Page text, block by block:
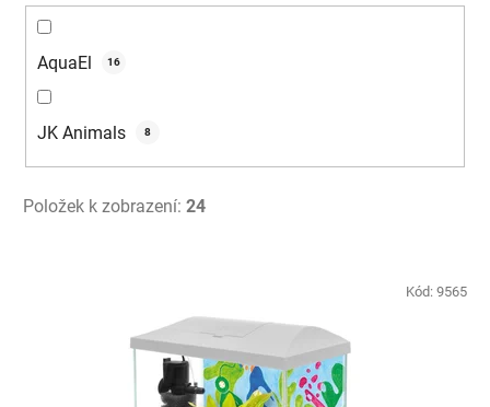
AquaEl 16
JK Animals 8
Položek k zobrazení: 24
Kód: 9565